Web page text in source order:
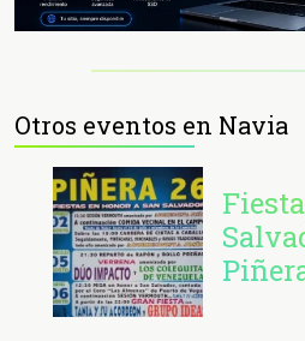
Otros eventos en Navia